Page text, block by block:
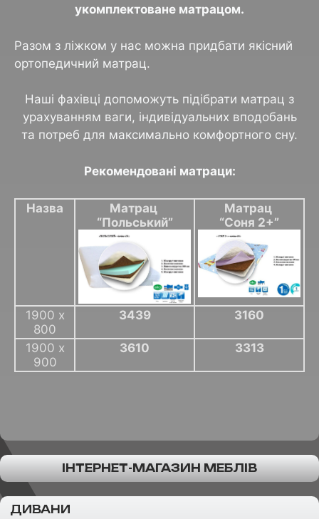
укомплектоване матрацом.
Разом з ліжком у нас можна придбати якісний
ортопедичний матрац.
Наші фахівці допоможуть підібрати матрац з
урахуванням ваги, індивідуальних вподобань
та потреб для максимально комфортного сну.
Рекомендовані матраци:
Назва
Матрац
“Польський”
Матрац
“Соня 2+”
1900 х
800
3439 3160
1900 x
900
3610 3313
ІНТЕРНЕТ-МАГАЗИН МЕБЛІВ
ДИВАНИ